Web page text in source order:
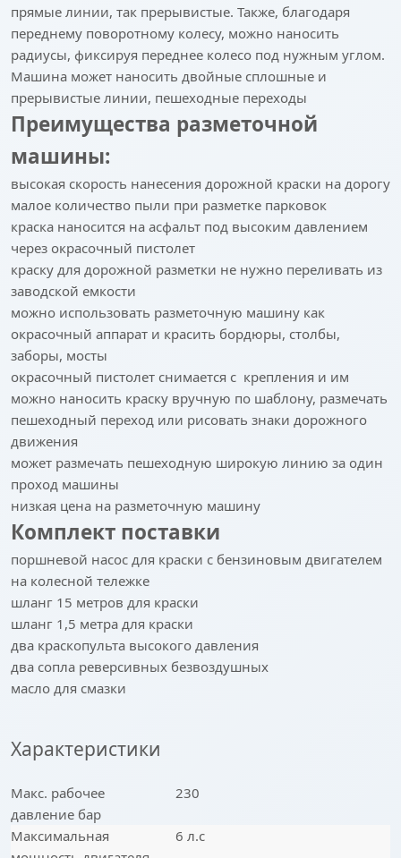
прямые линии, так прерывистые. Также, благодаря
переднему поворотному колесу, можно наносить
радиусы, фиксируя переднее колесо под нужным углом.
Машина может наносить двойные сплошные и
прерывистые линии, пешеходные переходы
Преимущества разметочной
машины:
высокая скорость нанесения дорожной краски на дорогу
малое количество пыли при разметке парковок
краска наносится на асфальт под высоким давлением
через окрасочный пистолет
краску для дорожной разметки не нужно переливать из
заводской емкости
можно использовать разметочную машину как
окрасочный аппарат и красить бордюры, столбы,
заборы, мосты
окрасочный пистолет снимается с крепления и им
можно наносить краску вручную по шаблону, размечать
пешеходный переход или рисовать знаки дорожного
движения
может размечать пешеходную широкую линию за один
проход машины
низкая цена на разметочную машину
Комплект поставки
поршневой насос для краски с бензиновым двигателем
на колесной тележке
шланг 15 метров для краски
шланг 1,5 метра для краски
два краскопульта высокого давления
два сопла реверсивных безвоздушных
масло для смазки
Характеристики
Макс. рабочее
давление бар
230
Максимальная
6 л.с